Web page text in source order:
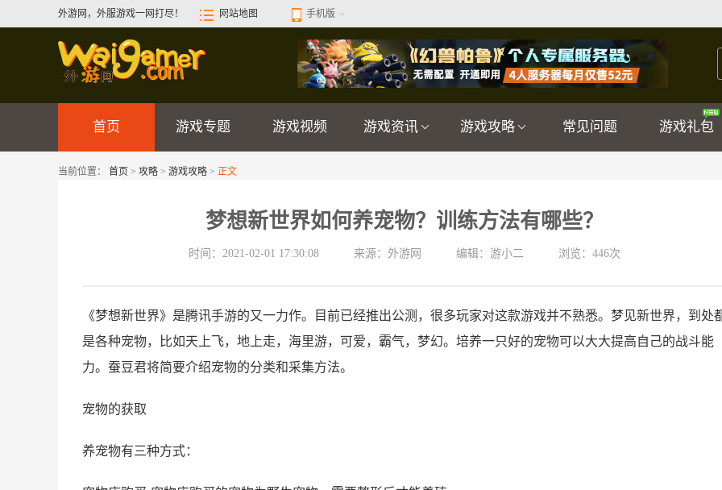
外游网，外服游戏一网打尽！ 网站地图 手机版
首页 游戏专题 游戏视频 游戏资讯 游戏攻略 常见问题 游戏礼包
当前位置： 首页 > 攻略 > 游戏攻略 > 正文
梦想新世界如何养宠物？训练方法有哪些？
时间：2021-02-01 17:30:08 来源：外游网 编辑：游小二 浏览： 446次
《梦想新世界》是腾讯手游的又一力作。目前已经推出公测，很多玩家对这款游戏并不熟悉。梦见新世界，到处
是各种宠物，比如天上飞，地上走，海里游，可爱，霸气，梦幻。培养一只好的宠物可以大大提高自己的战斗能
力。蚕豆君将简要介绍宠物的分类和采集方法。
宠物的获取
养宠物有三种方式：